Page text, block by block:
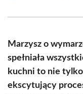
(Twitter)
Marzysz o
spełniała
kuchni to nie
ekscytujący